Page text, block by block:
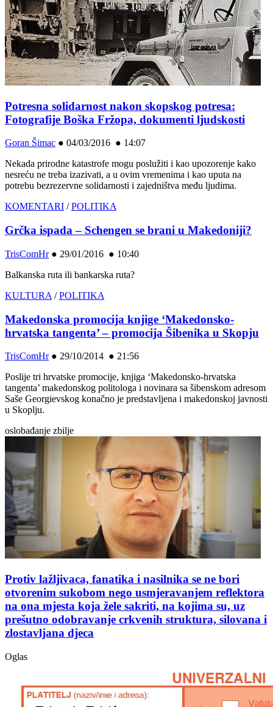
Potresna solidarnost nakon skopskog potresa:
Fotografije Boška Fržopa, dokumenti ljudskosti
Goran Šimac ● 04/03/2016 ● 14:07
Nekada prirodne katastrofe mogu poslužiti i kao upozorenje kako
nesreću ne treba izazivati, a u ovim vremenima i kao uputa na
potrebu bezrezervne solidarnosti i zajedništva među ljudima.
KOMENTARI /POLITIKA
Grčka ispada – Schengen se brani u Makedoniji?
TrisComHr● 29/01/2016 ● 10:40
Balkanska ruta ili bankarska ruta?
KULTURA /POLITIKA
Makedonska promocija knjige ‘Makedonsko-
hrvatska tangenta’ – promocija Šibenika u Skopju
TrisComHr● 29/10/2014 ● 21:56
Poslije tri hrvatske promocije, knjiga ‘Makedonsko-hrvatska
tangenta’ makedonskog politologa i novinara sa šibenskom adresom
Saše Georgievskog konačno je predstavljena i makedonskoj javnosti
u Skoplju.
oslobađanje zbilje
Protiv lažljivaca, fanatika i nasilnika se ne bori
otvorenim sukobom nego usmjeravanjem reflektora
na ona mjesta koja žele sakriti, na kojima su, uz
prešutno odobravanje crkvenih struktura, silovana i
zlostavljana djeca
Oglas